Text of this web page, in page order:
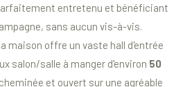
entretenu et bénéficiant
sans aucun vis-à-vis.
maison offre un vaste hall d'entrée
salon/salle à manger d'environ 50
et ouvert sur une agréable